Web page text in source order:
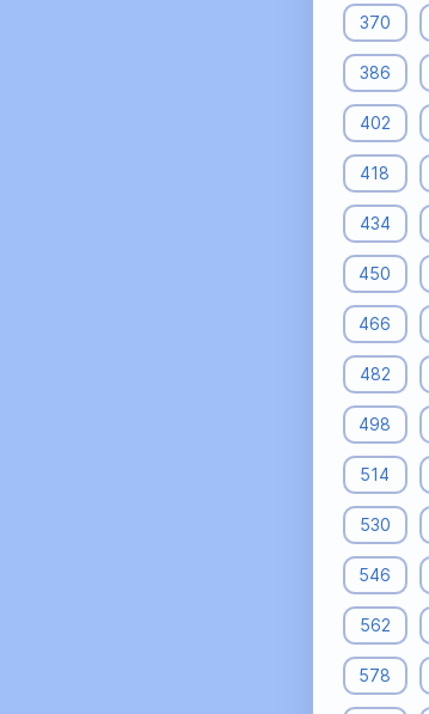
370
386
402
418
434
450
466
482
498
514
530
546
562
578